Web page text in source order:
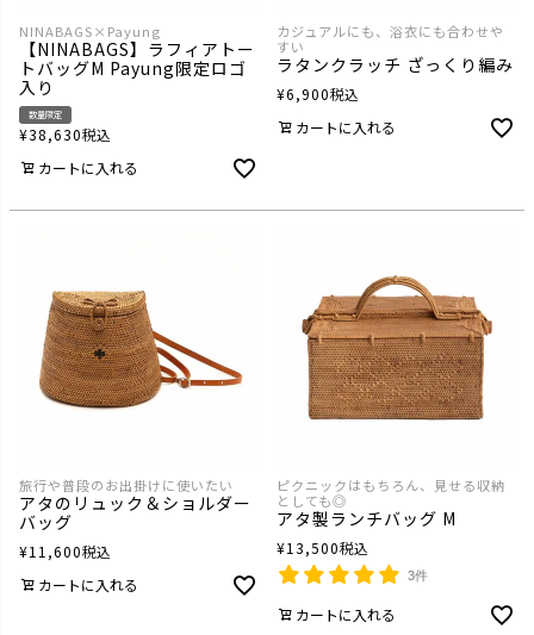
NINABAGS×Payung
【NINABAGS】ラフィアトー
トバッグM Payung限定ロゴ
入り
数量限定
¥38,630税込
カートに入れる
カジュアルにも、浴衣にも合わせや
すい
ラタンクラッチ ざっくり編み
¥6,900税込
カートに入れる
旅行や普段のお出掛けに使いたい
アタのリュック＆ショルダー
バッグ
¥11,600税込
カートに入れる
ピクニックはもちろん、見せる収納
としても◎
アタ製ランチバッグ M
¥13,500税込
3件
カートに入れる